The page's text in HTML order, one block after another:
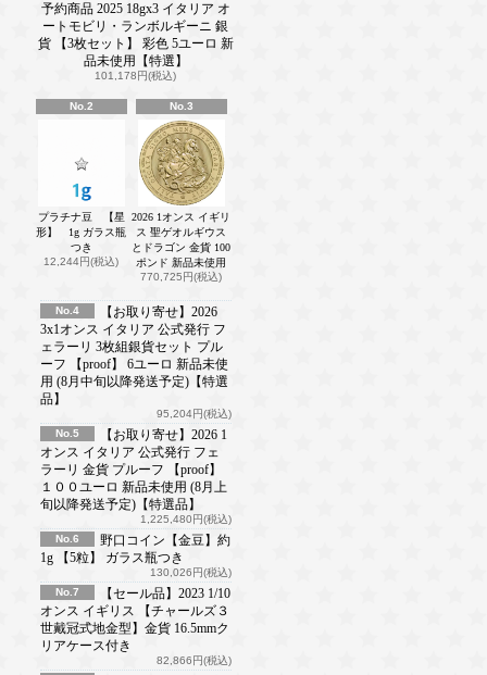
予約商品 2025 18gx3 イタリア オ
ートモビリ・ランボルギーニ 銀
貨 【3枚セット】 彩色 5ユーロ 新
品未使用【特選】
101,178円(税込)
No.2
プラチナ豆 【星
形】 1g ガラス瓶
つき
12,244円(税込)
No.3
2026 1オンス イギリ
ス 聖ゲオルギウス
とドラゴン 金貨 100
ポンド 新品未使用
770,725円(税込)
No.4
【お取り寄せ】2026
3x1オンス イタリア 公式発行 フ
ェラーリ 3枚組銀貨セット プル
ーフ 【proof】 6ユーロ 新品未使
用 (8月中旬以降発送予定)【特選
品】
95,204円(税込)
No.5
【お取り寄せ】2026 1
オンス イタリア 公式発行 フェ
ラーリ 金貨 プルーフ 【proof】
１００ユーロ 新品未使用 (8月上
旬以降発送予定)【特選品】
1,225,480円(税込)
No.6
野口コイン【金豆】約
1g 【5粒】 ガラス瓶つき
130,026円(税込)
No.7
【セール品】2023 1/10
オンス イギリス 【チャールズ３
世戴冠式地金型】金貨 16.5mmク
リアケース付き
82,866円(税込)